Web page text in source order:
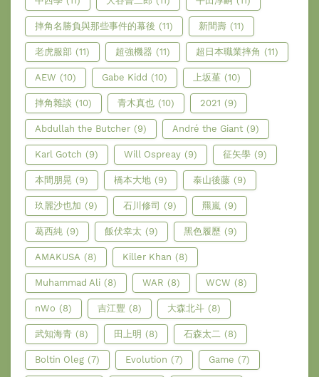
摔角名勝負與那些事件的幕後 (11) 新間壽 (11)
老虎服部 (11) 超強機器 (11) 超日本職業摔角 (11)
AEW (10) Gabe Kidd (10) 上坂堇 (10)
摔角雜談 (10) 青木真也 (10) 2021 (9)
Abdullah the Butcher (9) André the Giant (9)
Karl Gotch (9) Will Ospreay (9) 征矢學 (9)
本間朋晃 (9) 橋本大地 (9) 泰山後藤 (9)
玖麗沙也加 (9) 石川修司 (9) 羆嵐 (9)
葛西純 (9) 飯伏幸太 (9) 黑色履歷 (9)
AMAKUSA (8) Killer Khan (8)
Muhammad Ali (8) WAR (8) WCW (8)
nWo (8) 吉江豐 (8) 大森北斗 (8)
武知海青 (8) 田上明 (8) 石森太二 (8)
Boltin Oleg (7) Evolution (7) Game (7)